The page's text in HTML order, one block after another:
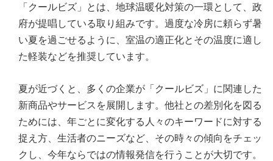
「クールビズ」とは、地球温暖化対策の一環として、政
府が提唱している取り組みです。過度な冷房に頼らず暑
い夏を過ごせるように、室温の適正化とその温度に適し
た軽装などを推奨しています。
夏が近づくと、多くの企業が「クールビズ」に関連した
新商品やサービスを展開します。他社との差別化を図る
ためには、年ごとに変化する人々のキーワードに対する
捉え方、生活者のニーズなど、その時々の傾向をチェッ
クし、今年ならではの情報発信を行うことが大切です。